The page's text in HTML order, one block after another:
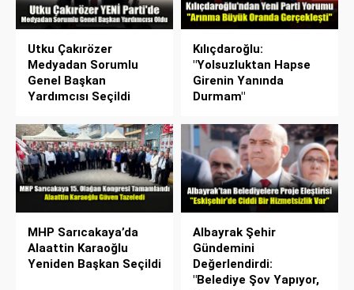
Utku Çakırözer
Medyadan Sorumlu
Genel Başkan
Yardımcısı Seçildi
Kılıçdaroğlu:
"Yolsuzluktan Hapse
Girenin Yanında
Durmam"
MHP Sarıcakaya’da
Alaattin Karaoğlu
Yeniden Başkan Seçildi
Albayrak Şehir
Gündemini
Değerlendirdi:
"Belediye Şov Yapıyor,